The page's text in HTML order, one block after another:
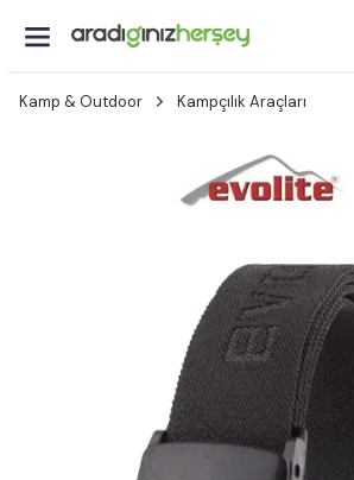
Kamp & Outdoor Kampçılık Araçları